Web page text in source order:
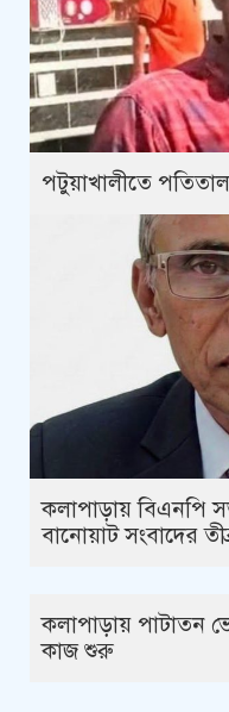
পটুয়াখালীতে
কলাপাড়ায় বিএনপি
বানোয়াট সংবাদের
কলাপাড়ায় পাটাতন
কাজ শুরু